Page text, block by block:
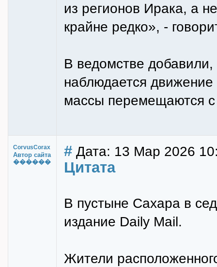
из регионов Ирака, а
крайне редко», -
В ведомстве
наблюдается
массы перемещаются с
CorvusCorax
Автор сайта
������
# Дата: 13 Мар 2026
Цитата
В пустыне Сахара в
издание Daily Mail.
Жители